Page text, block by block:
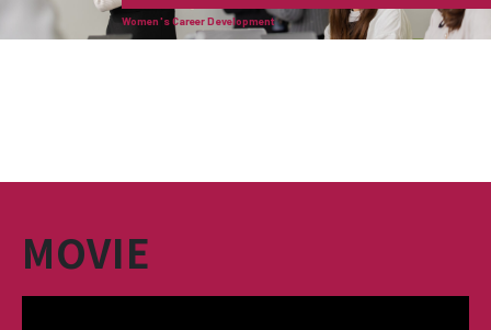
Women's Career Development
MOVIE